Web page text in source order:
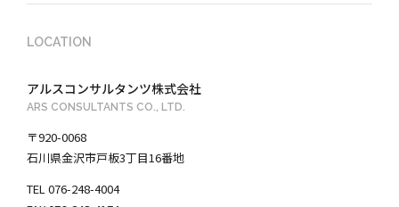
LOCATION
アルスコンサルタンツ株式会社
ARS CONSULTANTS CO., LTD.
〒920-0068
石川県金沢市戸板3丁目16番地
TEL 076-248-4004